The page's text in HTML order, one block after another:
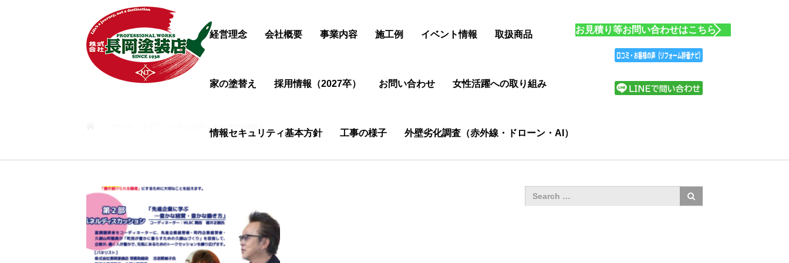
経営理念 会社概要 事業内容 施工例 イベント情報 取扱商品
家の塗替え 採用情報（2027卒） お問い合わせ 女性活躍への取り組み
情報セキュリティ基本方針 工事の様子 外壁劣化調査（赤外線・ドローン・AI）
お見積り等お問い合わせはこちら
ワーク・ライフ・バランスディ in KUMIYAMA 2